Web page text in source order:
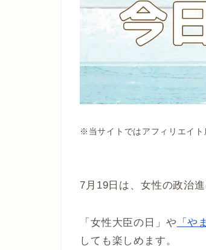
※当サイトではアフィリエイト
7月19日は、女性の政治
「女性大臣の日」や 「や
しても楽しめます。